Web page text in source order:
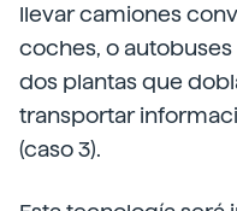
llevar camiones
coches, o
dos plantas que
transportar
(caso 3).